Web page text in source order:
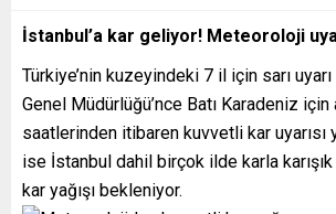
İstanbul’a kar geliyor! Meteoroloji
Türkiye’nin kuzeyindeki 7 il için sarı
Genel Müdürlüğü’nce Batı Karadeniz için
saatlerinden itibaren kuvvetli kar uyarısı
ise İstanbul dahil birçok ilde karla
kar yağışı bekleniyor.